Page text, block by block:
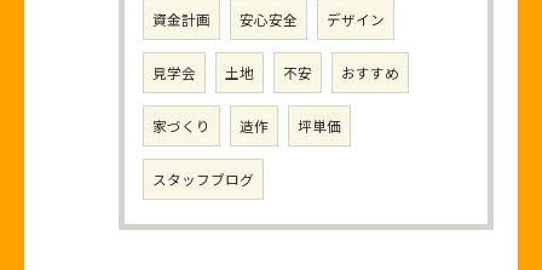
資金計画 安心安全 デザイン
見学会 土地 不安 おすすめ
家づくり 造作 坪単価
スタッフブログ